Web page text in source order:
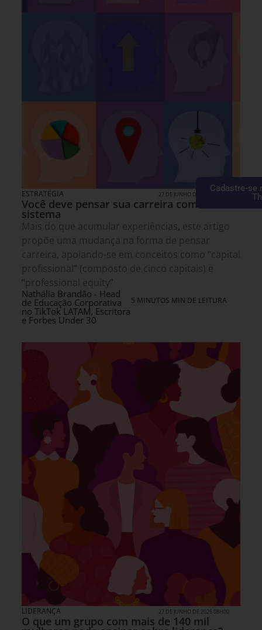
ESTRATÉGIA 27 DE JUNHO DE 2026 15H00
Você deve pensar sua carreira como um
sistema
Mais do que acumular experiências, este artigo
propõe uma mudança na forma de pensar
carreira, apoiando-se em conceitos como “capital
profissional” (composto de cinco capitais) e
“professional equity”
Nathália Brandão - Head
de Educação Corporativa
no TikTok LATAM, Escritora
e Forbes Under 30
5 MINUTOS MIN DE LEITURA
LIDERANÇA 27 DE JUNHO DE 2026 08H00
O que um grupo com mais de 140 mil
Cadastre-se